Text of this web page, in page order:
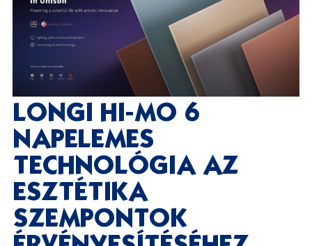
LONGI HI-MO 6
NAPELEMES
TECHNOLÓGIA AZ
ESZTÉTIKA
SZEMPONTOK